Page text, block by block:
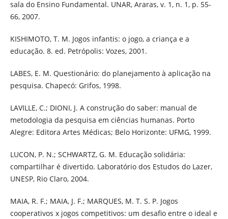
sala do Ensino Fundamental. UNAR, Araras, v. 1, n. 1, p. 55-
66, 2007.
KISHIMOTO, T. M. Jogos infantis: o jogo, a criança e a
educação. 8. ed. Petrópolis: Vozes, 2001.
LABES, E. M. Questionário: do planejamento à aplicação na
pesquisa. Chapecó: Grifos, 1998.
LAVILLE, C.; DIONI, J. A construção do saber: manual de
metodologia da pesquisa em ciências humanas. Porto
Alegre: Editora Artes Médicas; Belo Horizonte: UFMG, 1999.
LUCON, P. N.; SCHWARTZ, G. M. Educação solidária:
compartilhar é divertido. Laboratório dos Estudos do Lazer,
UNESP, Rio Claro, 2004.
MAIA, R. F.; MAIA, J. F.; MARQUES, M. T. S. P. Jogos
cooperativos x jogos competitivos: um desafio entre o ideal e